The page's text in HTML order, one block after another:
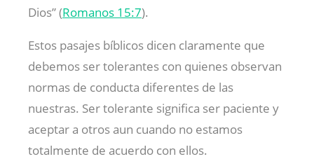
Dios” (Romanos 15:7).
Estos pasajes bíblicos dicen claramente que
debemos ser tolerantes con quienes observan
normas de conducta diferentes de las
nuestras. Ser tolerante significa ser paciente y
aceptar a otros aun cuando no estamos
totalmente de acuerdo con ellos.